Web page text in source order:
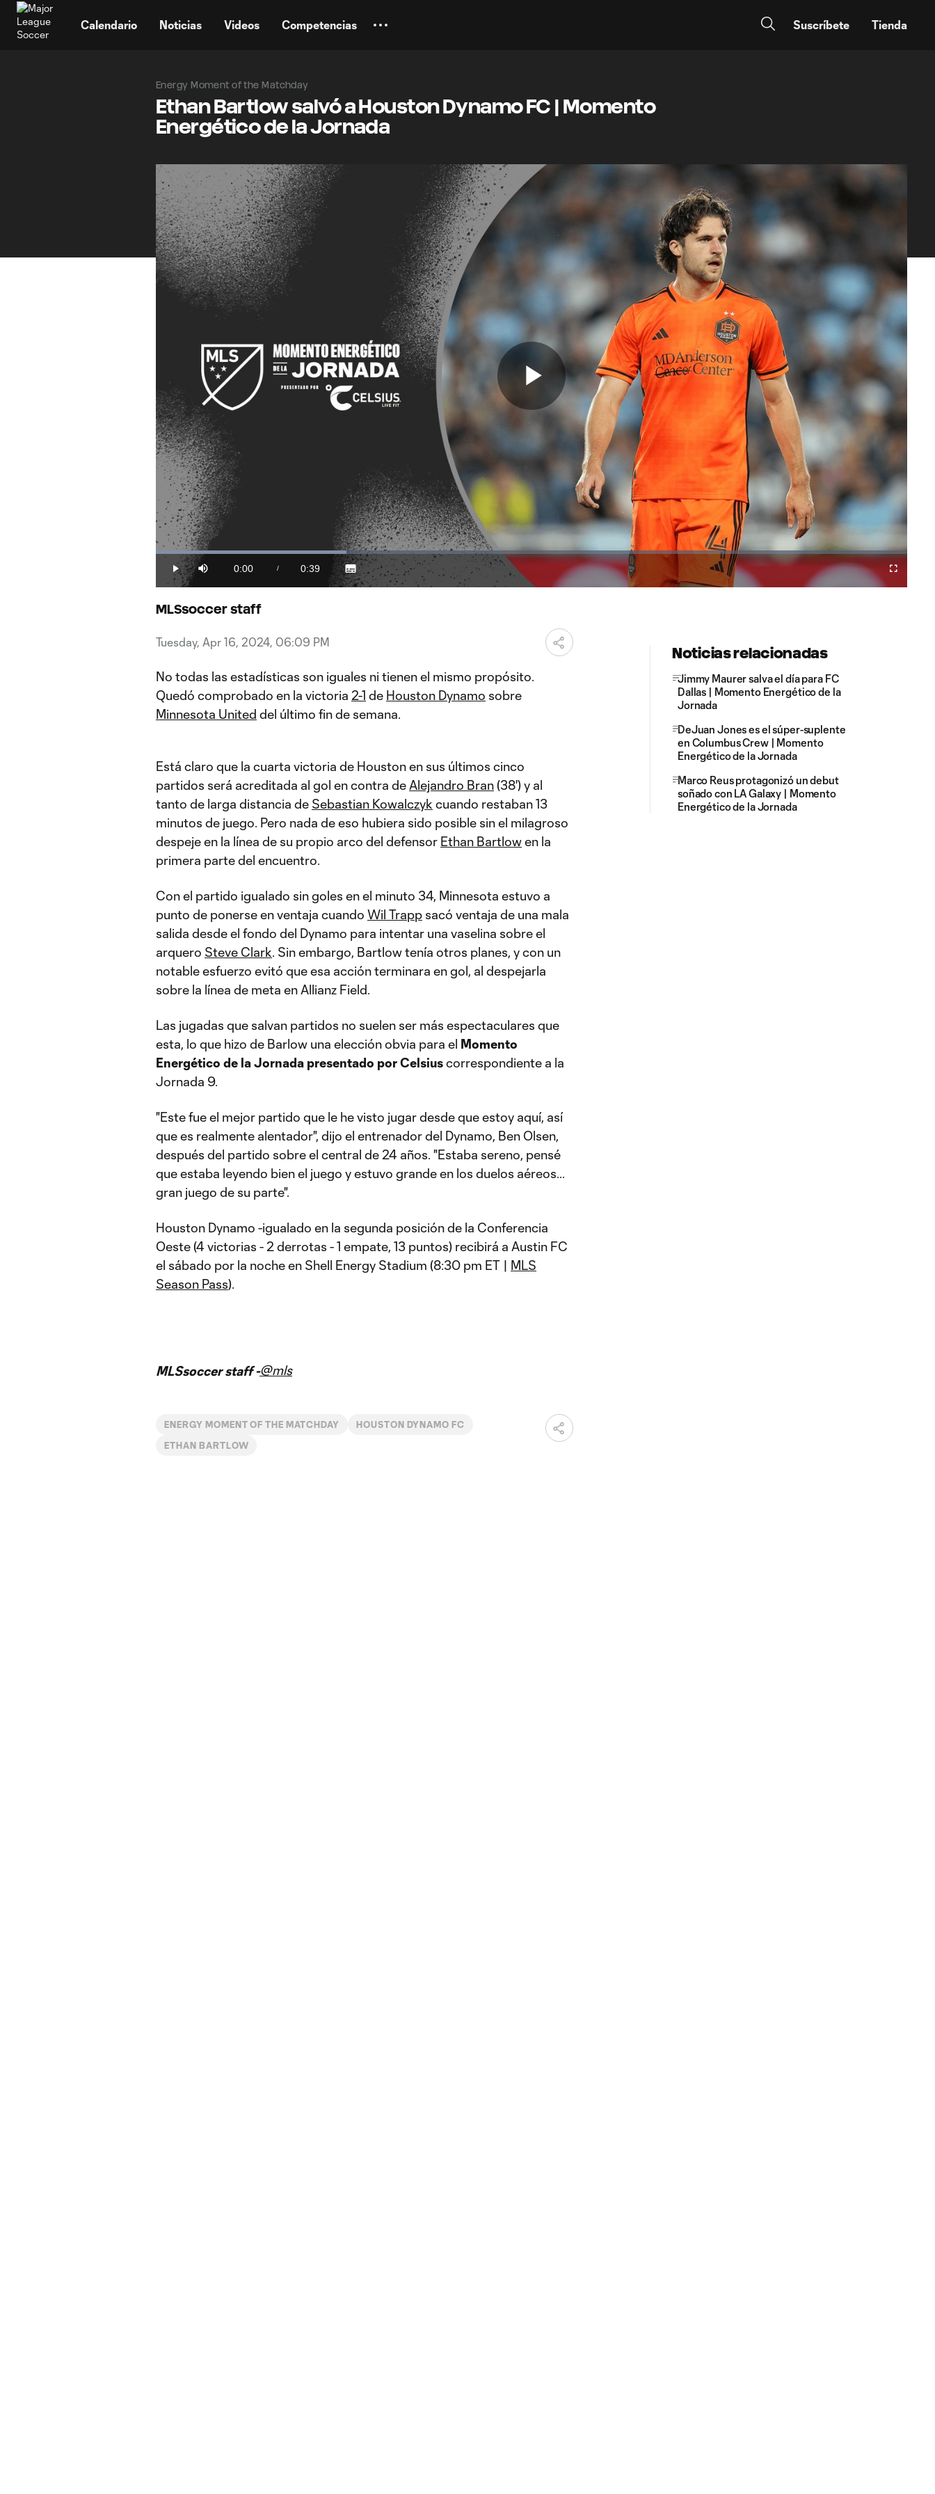
Calendario Noticias Videos Competencias Suscríbete Tienda
Energy Moment of the Matchday
Ethan Bartlow salvó a Houston Dynamo FC | Momento
Energético de la Jornada
Play
Video
Play Mute
Current
Time
0:00 /
Duration
0:39
Loaded:
Subtitles
Fullscreen
Difundir
MLSsoccer staff
Tuesday, Apr 16, 2024, 06:09 PM
No todas las estadísticas son iguales ni tienen el mismo propósito.
Quedó comprobado en la victoria 2-1 de Houston Dynamo sobre
Minnesota United del último fin de semana.
Está claro que la cuarta victoria de Houston en sus últimos cinco
partidos será acreditada al gol en contra de Alejandro Bran(38') y al
tanto de larga distancia de Sebastian Kowalczyk cuando restaban 13
minutos de juego. Pero nada de eso hubiera sido posible sin el milagroso
despeje en la línea de su propio arco del defensor Ethan Bartlowen la
primera parte del encuentro.
Con el partido igualado sin goles en el minuto 34, Minnesota estuvo a
punto de ponerse en ventaja cuando Wil Trapp sacó ventaja de una mala
salida desde el fondo del Dynamo para intentar una vaselina sobre el
arquero Steve Clark. Sin embargo, Bartlow tenía otros planes, y con un
notable esfuerzo evitó que esa acción terminara en gol, al despejarla
sobre la línea de meta en Allianz Field.
Las jugadas que salvan partidos no suelen ser más espectaculares que
esta, lo que hizo de Barlow una elección obvia para el Momento
Energético de la Jornada presentado por Celsiuscorrespondiente a la
Jornada 9.
"Este fue el mejor partido que le he visto jugar desde que estoy aquí, así
que es realmente alentador", dijo el entrenador del Dynamo, Ben Olsen,
después del partido sobre el central de 24 años. "Estaba sereno, pensé
que estaba leyendo bien el juego y estuvo grande en los duelos aéreos...
gran juego de su parte".
Houston Dynamo -igualado en la segunda posición de la Conferencia
Oeste (4 victorias - 2 derrotas - 1 empate, 13 puntos) recibirá a Austin FC
el sábado por la noche en Shell Energy Stadium (8:30 pm ET | MLS
Season Pass).
MLSsoccer staff -@mls
ENERGY MOMENT OF THE MATCHDAY HOUSTON DYNAMO FC
ETHAN BARTLOW
Noticias relacionadas
Jimmy Maurer salva el día para FC
Dallas | Momento Energético de la
Jornada
DeJuan Jones es el súper-suplente
en Columbus Crew | Momento
Energético de la Jornada
Marco Reus protagonizó un debut
soñado con LA Galaxy | Momento
Energético de la Jornada